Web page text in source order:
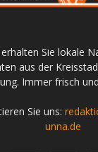
Sie lokale
aus der
Immer frisch
Sie uns:
unna.de